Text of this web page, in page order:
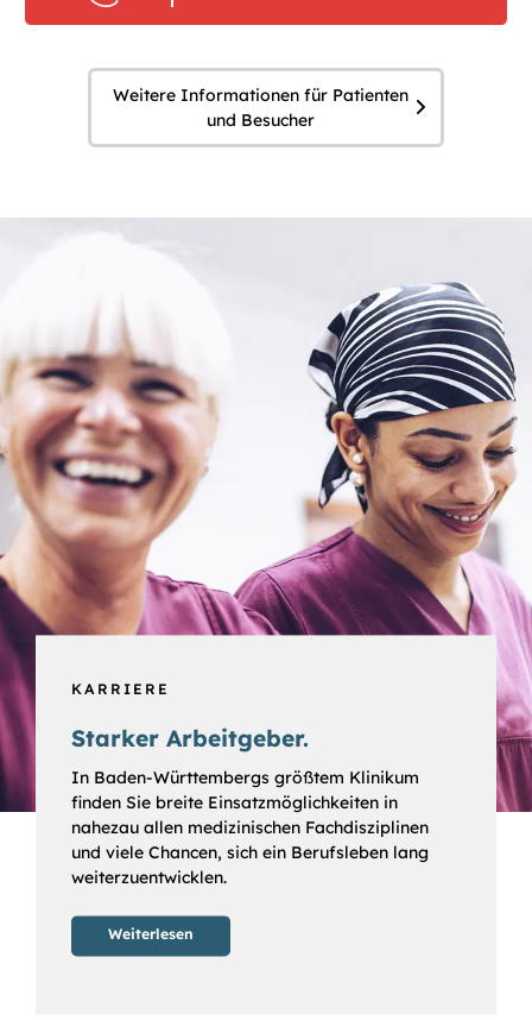
Weitere Informationen für Patienten
und Besucher
KARRIERE
Starker Arbeitgeber.
In Baden-Württembergs größtem Klinikum
finden Sie breite Einsatzmöglichkeiten in
nahezau allen medizinischen Fachdisziplinen
und viele Chancen, sich ein Berufsleben lang
weiterzuentwicklen.
Weiterlesen